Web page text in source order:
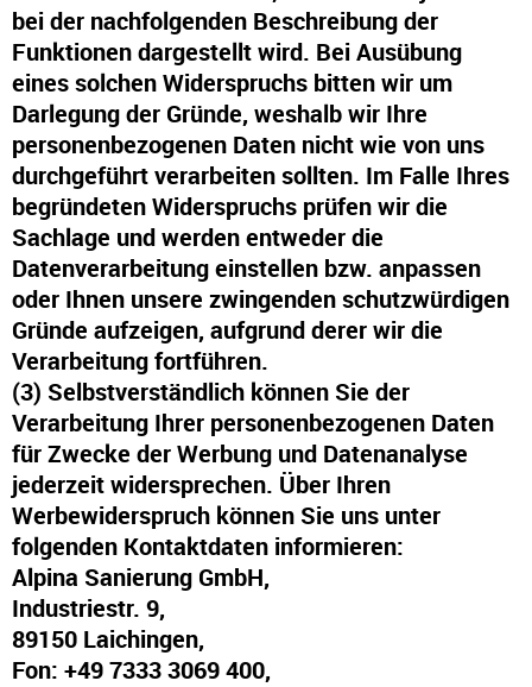
bei der nachfolgenden Beschreibung der
Funktionen dargestellt wird. Bei Ausübung
eines solchen Widerspruchs bitten wir um
Darlegung der Gründe, weshalb wir Ihre
personenbezogenen Daten nicht wie von uns
durchgeführt verarbeiten sollten. Im Falle Ihres
begründeten Widerspruchs prüfen wir die
Sachlage und werden entweder die
Datenverarbeitung einstellen bzw. anpassen
oder Ihnen unsere zwingenden schutzwürdigen
Gründe aufzeigen, aufgrund derer wir die
Verarbeitung fortführen.
(3) Selbstverständlich können Sie der
Verarbeitung Ihrer personenbezogenen Daten
für Zwecke der Werbung und Datenanalyse
jederzeit widersprechen. Über Ihren
Werbewiderspruch können Sie uns unter
folgenden Kontaktdaten informieren:
Alpina Sanierung GmbH,
Industriestr. 9,
89150 Laichingen,
Fon: +49 7333 3069 400,